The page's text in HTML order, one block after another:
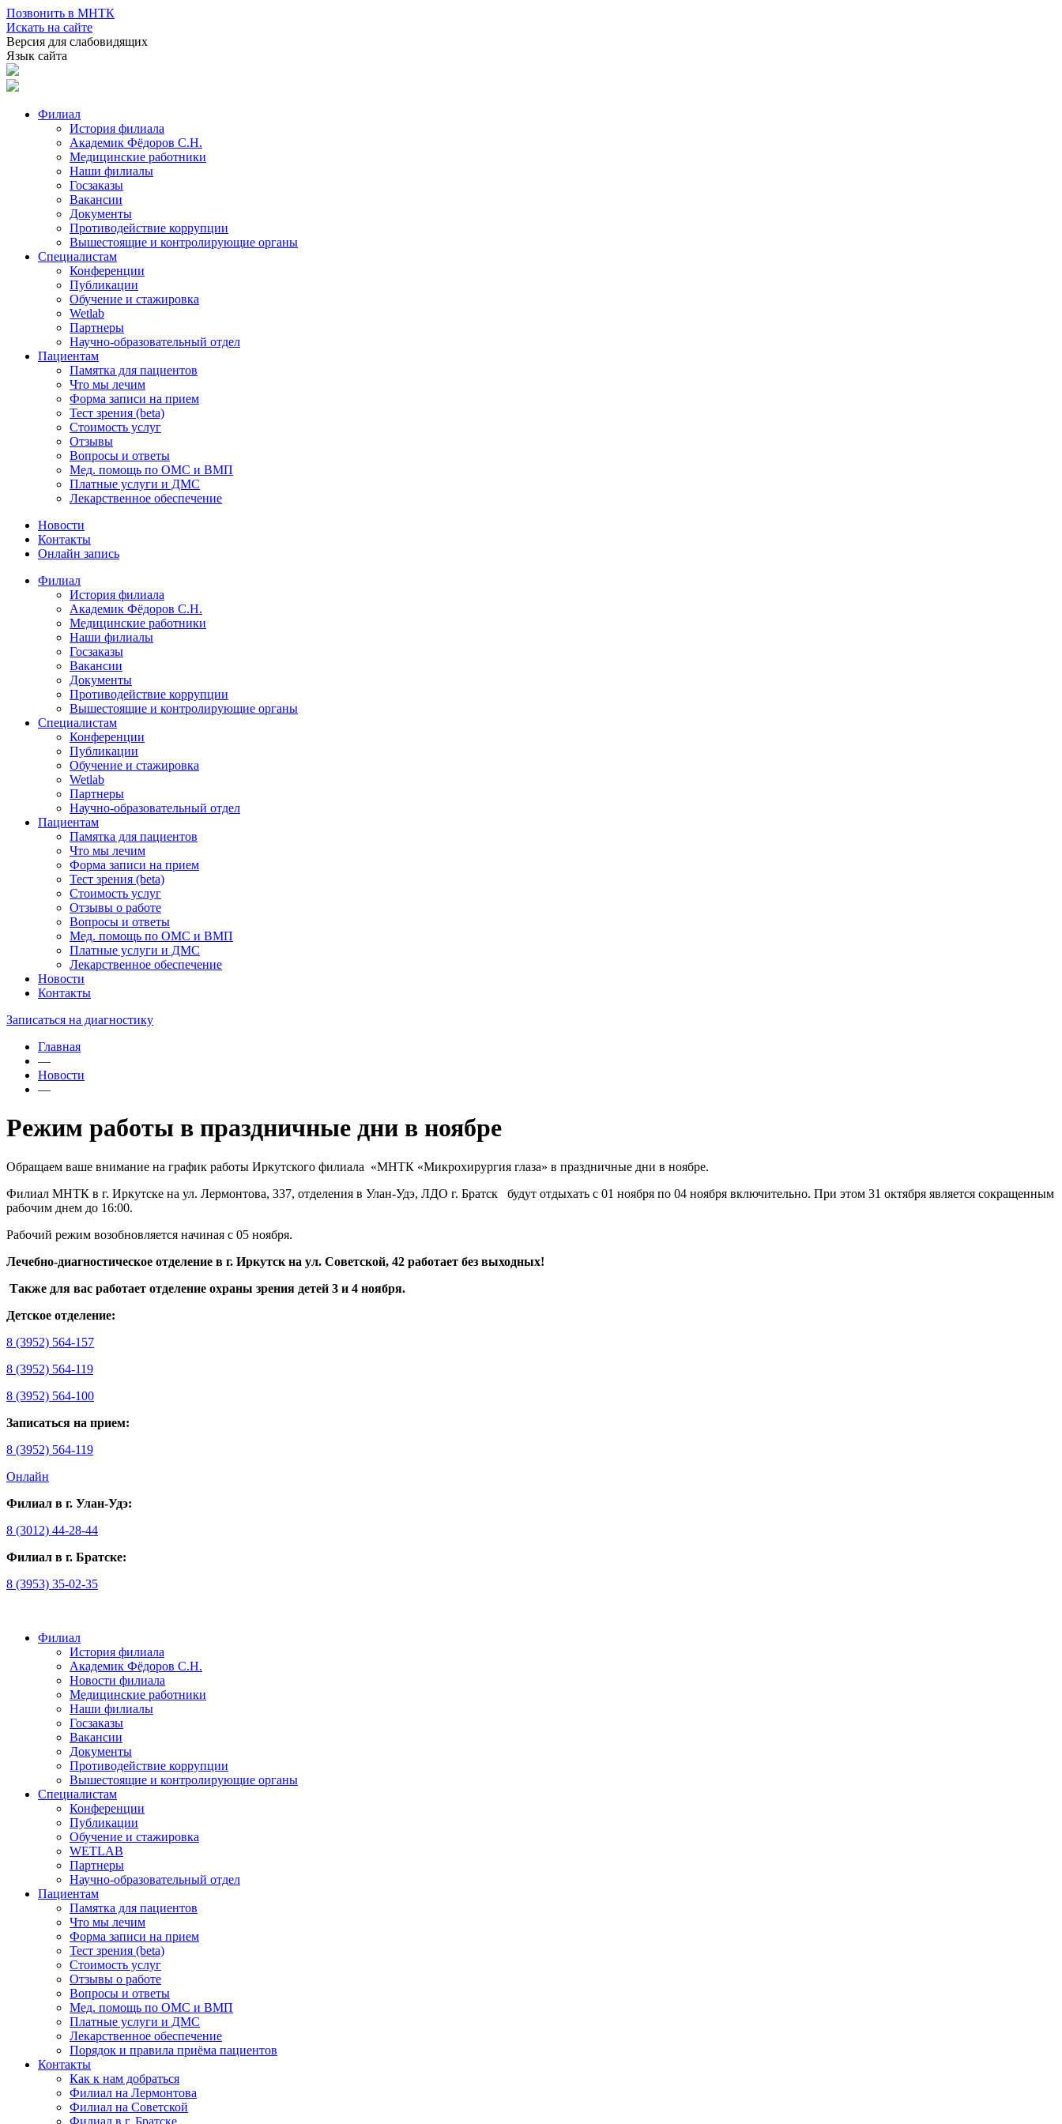
Позвонить в МНТК
Искать на сайте
Версия для слабовидящих
Язык сайта
Филиал
История филиала
Академик Фёдоров С.Н.
Медицинские работники
Наши филиалы
Госзаказы
Вакансии
Документы
Противодействие коррупции
Вышестоящие и контролирующие органы
Специалистам
Конференции
Публикации
Обучение и стажировка
Wetlab
Партнеры
Научно-образовательный отдел
Пациентам
Памятка для пациентов
Что мы лечим
Форма записи на прием
Тест зрения (beta)
Стоимость услуг
Отзывы
Вопросы и ответы
Мед. помощь по ОМС и ВМП
Платные услуги и ДМС
Лекарственное обеспечение
Новости
Контакты
Онлайн запись
Филиал
История филиала
Академик Фёдоров С.Н.
Медицинские работники
Наши филиалы
Госзаказы
Вакансии
Документы
Противодействие коррупции
Вышестоящие и контролирующие органы
Специалистам
Конференции
Публикации
Обучение и стажировка
Wetlab
Партнеры
Научно-образовательный отдел
Пациентам
Памятка для пациентов
Что мы лечим
Форма записи на прием
Тест зрения (beta)
Стоимость услуг
Отзывы о работе
Вопросы и ответы
Мед. помощь по ОМС и ВМП
Платные услуги и ДМС
Лекарственное обеспечение
Новости
Контакты
Записаться на диагностику
Главная
—
Новости
—
Режим работы в праздничные дни в ноябре
Обращаем ваше внимание на график работы Иркутского филиала «МНТК «Микрохирургия глаза» в праздничные дни в ноябре.
Филиал МНТК в г. Иркутске на ул. Лермонтова, 337, отделения в Улан-Удэ, ЛДО г. Братск будут отдыхать с 01 ноября по 04 ноября включительно. При этом 31 октября является сокращенным
рабочим днем до 16:00.
Рабочий режим возобновляется начиная с 05 ноября.
Лечебно-диагностическое отделение в г. Иркутск на ул. Советской, 42 работает без выходных!
Также для вас работает отделение охраны зрения детей 3 и 4 ноября.
Детское отделение:
8 (3952) 564-157
8 (3952) 564-119
8 (3952) 564-100
Записаться на прием:
8 (3952) 564-119
Онлайн
Филиал в г. Улан-Удэ:
8 (3012) 44-28-44
Филиал в г. Братске:
8 (3953) 35-02-35
Филиал
История филиала
Академик Фёдоров С.Н.
Новости филиала
Медицинские работники
Наши филиалы
Госзаказы
Вакансии
Документы
Противодействие коррупции
Вышестоящие и контролирующие органы
Специалистам
Конференции
Публикации
Обучение и стажировка
WETLAB
Партнеры
Научно-образовательный отдел
Пациентам
Памятка для пациентов
Что мы лечим
Форма записи на прием
Тест зрения (beta)
Стоимость услуг
Отзывы о работе
Вопросы и ответы
Мед. помощь по ОМС и ВМП
Платные услуги и ДМС
Лекарственное обеспечение
Порядок и правила приёма пациентов
Контакты
Как к нам добраться
Филиал на Лермонтова
Филиал на Советской
Филиал в г. Братске